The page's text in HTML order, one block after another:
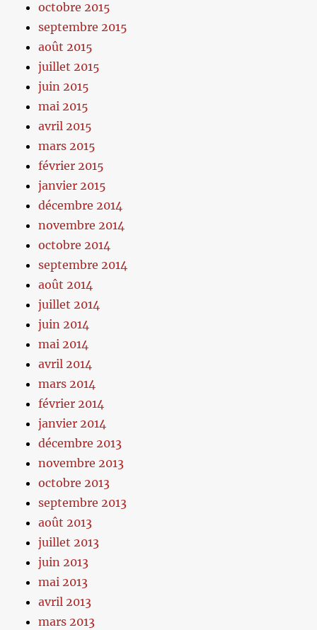
octobre 2015
septembre 2015
août 2015
juillet 2015
juin 2015
mai 2015
avril 2015
mars 2015
février 2015
janvier 2015
décembre 2014
novembre 2014
octobre 2014
septembre 2014
août 2014
juillet 2014
juin 2014
mai 2014
avril 2014
mars 2014
février 2014
janvier 2014
décembre 2013
novembre 2013
octobre 2013
septembre 2013
août 2013
juillet 2013
juin 2013
mai 2013
avril 2013
mars 2013